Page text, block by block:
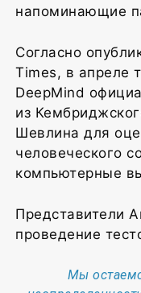
напоминающие
Согласно
Times, в апреле
DeepMind
из
Шевлина для
человеческого
компьютерные
Представители
проведение
Мы